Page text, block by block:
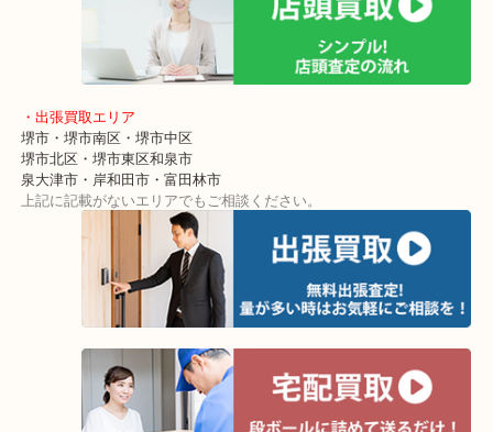
アクロスモールにある店舗なのでお買い物の最中にも立ち寄りしや
ショッピングモールに店舗があるので無料駐車場も完備！
土日祝日休まず年中無休で営業中！※年末年始を除く
全国280カ所で展開しているのでスケールメリットで高額査定！
す！
・出張買取エリア
堺市・堺市南区・堺市中区
泉大津市・岸和田市・富田林市
上記に記載がないエリアでもご相談ください。